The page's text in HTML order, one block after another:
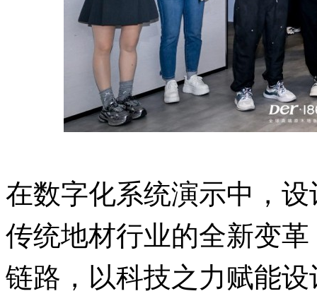
在数字化系统演示中，
传统地材行业的全新变
链路，以科技之力赋能